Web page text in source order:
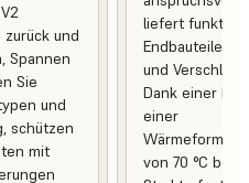
und
Spannen
Sie
und
schützen
mit
liefert
Endbauteile,
und
Dank einer
einer
von 70 °C